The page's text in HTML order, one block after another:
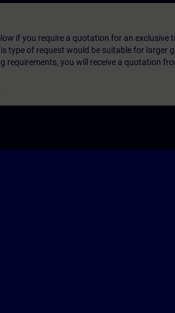
if you require a quotation for an exclusive
type of request would be suitable for larger
requirements, you will receive a quotation